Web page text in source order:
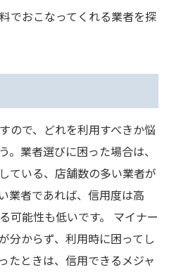
でおこなってくれる業者を探
ので、どれを利用すべきか悩
。業者選びに困った場合は、
ている、店舗数の多い業者が
業者であれば、信用度は高
可能性も低いです。 マイナー
分からず、利用時に困ってし
たときは、信用できるメジャ